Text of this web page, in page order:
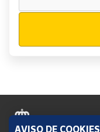
AVISO DE COOKIES